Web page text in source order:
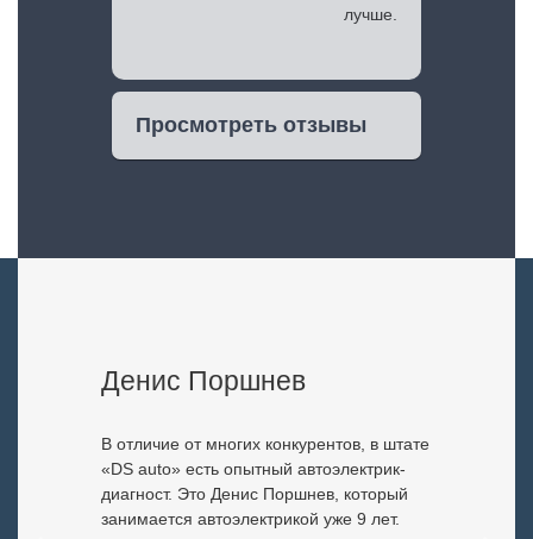
лучше.
Просмотреть отзывы
Денис Поршнев
В отличие от многих конкурентов, в штате
«DS auto» есть опытный автоэлектрик-
диагност. Это Денис Поршнев, который
занимается автоэлектрикой уже 9 лет.